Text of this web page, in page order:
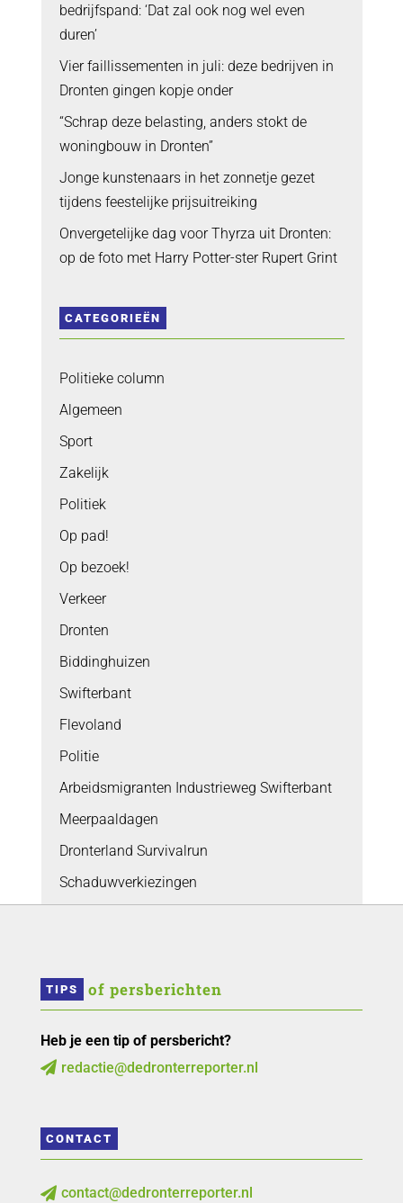
bedrijfspand: ‘Dat zal ook nog wel even
duren’
Vier faillissementen in juli: deze bedrijven in
Dronten gingen kopje onder
“Schrap deze belasting, anders stokt de
woningbouw in Dronten”
Jonge kunstenaars in het zonnetje gezet
tijdens feestelijke prijsuitreiking
Onvergetelijke dag voor Thyrza uit Dronten:
op de foto met Harry Potter-ster Rupert Grint
CATEGORIEËN
Politieke column
Algemeen
Sport
Zakelijk
Politiek
Op pad!
Op bezoek!
Verkeer
Dronten
Biddinghuizen
Swifterbant
Flevoland
Politie
Arbeidsmigranten Industrieweg Swifterbant
Meerpaaldagen
Dronterland Survivalrun
Schaduwverkiezingen
TIPS of persberichten
Heb je een tip of persbericht?
 redactie@dedronterreporter.nl
CONTACT
 contact@dedronterreporter.nl